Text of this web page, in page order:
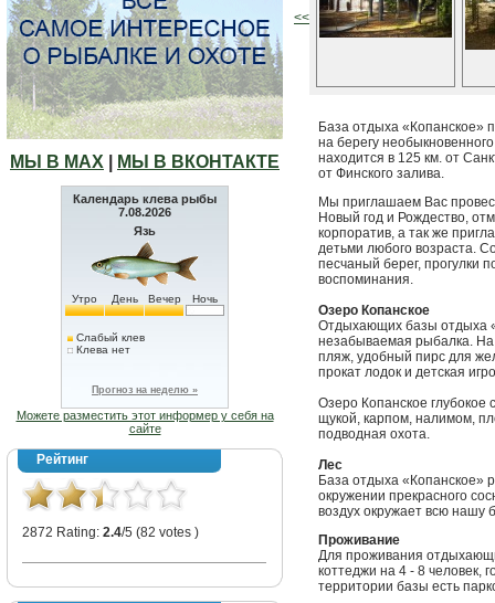
МЫ В МАХ МЫ В ВКОНТАКТЕ
Календарь клева рыбы
7.08.2026
Язь
Утро День Вечер Ночь
Слабый клев
Клева нет
Прогноз на неделю »
Можете разместить этот информер у себя на
сайте
Рейтинг
2872 Rating: 2.4/5 (82 votes )
<<
База отдыха «Копанское»
на берегу
находится в 125 км. от
от Финского залива.
Мы приглашаем Вас
Новый год и Рождество,
корпоратив, а так же
детьми любого возраста.
песчаный берег, прогулки
воспоминания.
Озеро Копанское
Отдыхающих базы отдыха
незабываемая рыбалка.
пляж, удобный пирс для
прокат лодок и детская
Озеро Копанское глубокое
щукой, карпом, налимом,
подводная охота.
Лес
База отдыха «Копанское»
окружении прекрасного
воздух окружает всю нашу
Проживание
Для проживания
коттеджи на 4 - 8 человек,
территории базы есть